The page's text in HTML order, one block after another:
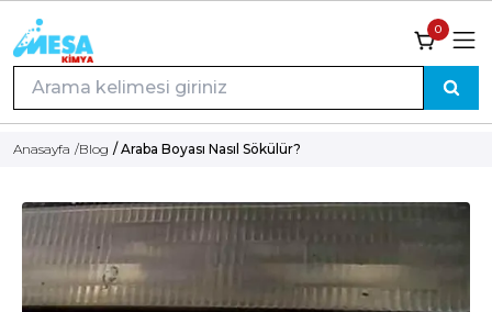
0
Anasayfa /Blog / Araba Boyası Nasıl Sökülür?